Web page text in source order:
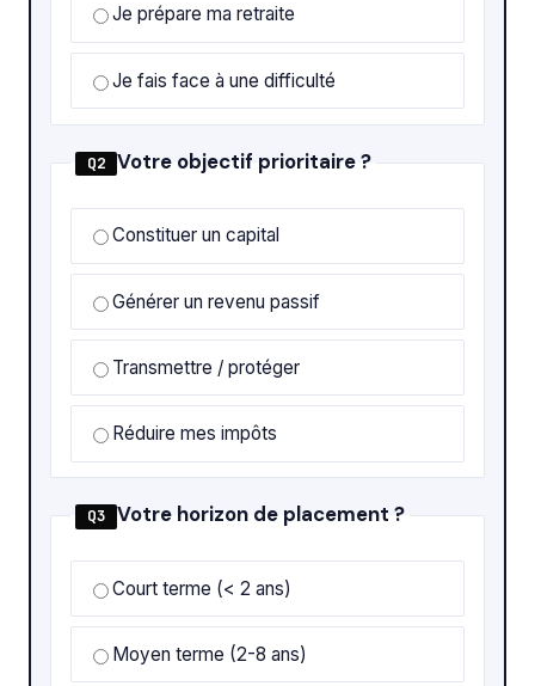
Je prépare ma retraite
Je fais face à une difficulté
Q2 Votre objectif prioritaire ?
Constituer un capital
Générer un revenu passif
Transmettre / protéger
Réduire mes impôts
Q3 Votre horizon de placement ?
Court terme (< 2 ans)
Moyen terme (2-8 ans)